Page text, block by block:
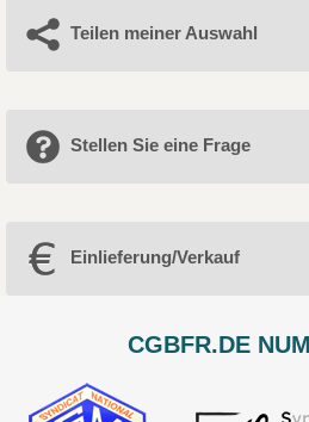
Teilen meiner Auswahl
Stellen Sie eine Frage
Einlieferung/Verkauf
CGBFR.DE